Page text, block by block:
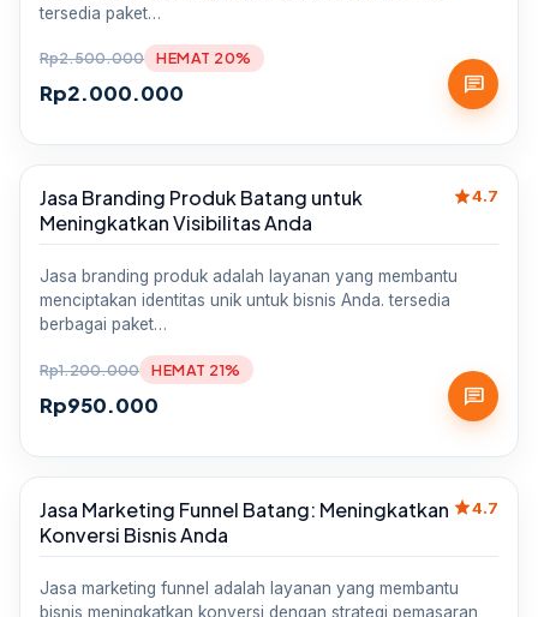
tersedia paket…
Rp2.500.000
Rp2.000.000
HEMAT 20%
chat
Sale
Jasa Branding Produk Batang untuk
Meningkatkan Visibilitas Anda
star4.7
Jasa branding produk adalah layanan yang membantu
menciptakan identitas unik untuk bisnis Anda. tersedia
berbagai paket…
Rp1.200.000
Rp950.000
HEMAT 21%
chat
Sale
Jasa Marketing Funnel Batang: Meningkatkan
Konversi Bisnis Anda
star4.7
Jasa marketing funnel adalah layanan yang membantu
bisnis meningkatkan konversi dengan strategi pemasaran